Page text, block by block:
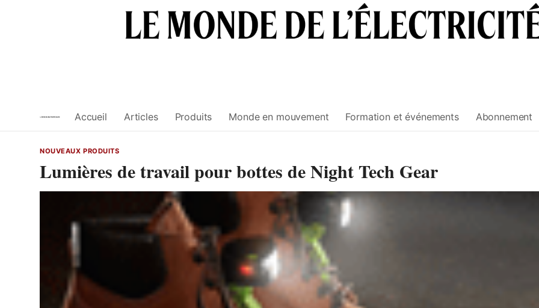
Accueil Articles Produits Monde en mouvement Formation et événements Abonnement
NOUVEAUX PRODUITS
Lumières de travail pour bottes de Night Tech Gear